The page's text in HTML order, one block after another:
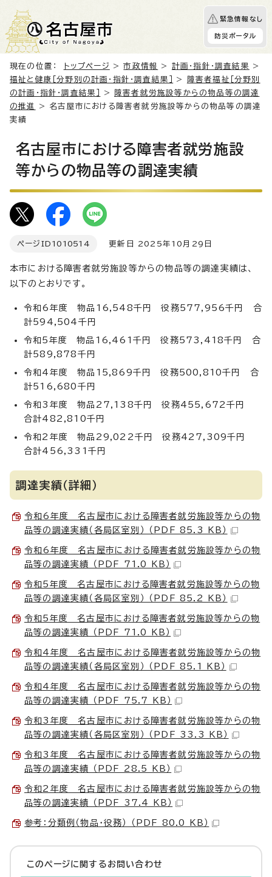
緊急情報なし
防災ポータル
現在の位置： トップページ >市政情報 > 計画・指針・調査結果
>
福祉と健康［分野別の計画・指針・調査結果］
>
障害者福祉［分野別
の計画・指針・調査結果］
>
障害者就労施設等からの物品等の調達
の推進
> 名古屋市における障害者就労施設等からの物品等の調達
実績
名古屋市における障害者就労施設
等からの物品等の調達実績
ページID 1010514 更新日 2025年10月29日
本市における障害者就労施設等からの物品等の調達実績は、
以下のとおりです。
令和6年度 物品16,548千円 役務577,956千円 合
計594,504千円
令和5年度 物品16,461千円 役務573,418千円 合
計589,878千円
令和4年度 物品15,869千円 役務500,810千円 合
計516,680千円
令和3年度 物品27,138千円 役務455,672千円
合計482,810千円
令和2年度 物品29,022千円 役務427,309千円
合計456,331千円
調達実績（詳細）
令和6年度 名古屋市における障害者就労施設等からの物
品等の調達実績（各局区室別） （PDF 85.3 KB）
令和6年度 名古屋市における障害者就労施設等からの物
品等の調達実績 （PDF 71.0 KB）
令和5年度 名古屋市における障害者就労施設等からの物
品等の調達実績（各局区室別） （PDF 85.2 KB）
令和5年度 名古屋市における障害者就労施設等からの物
品等の調達実績 （PDF 71.0 KB）
令和4年度 名古屋市における障害者就労施設等からの物
品等の調達実績（各局区室別） （PDF 85.1 KB）
令和4年度 名古屋市における障害者就労施設等からの物
品等の調達実績 （PDF 75.7 KB）
令和3年度 名古屋市における障害者就労施設等からの物
品等の調達実績（各局区室別） （PDF 33.3 KB）
令和3年度 名古屋市における障害者就労施設等からの物
品等の調達実績 （PDF 28.5 KB）
令和2年度 名古屋市における障害者就労施設等からの物
品等の調達実績 （PDF 37.4 KB）
参考：分類例（物品・役務） （PDF 80.0 KB）
このページに関する お問い合わせ